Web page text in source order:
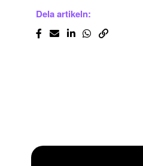
Dela artikeln: